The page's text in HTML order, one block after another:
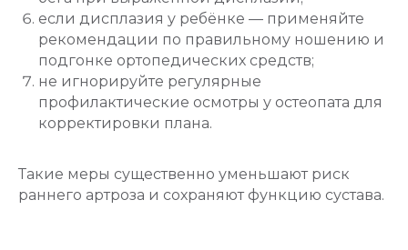
если дисплазия у ребёнке — применяйте
рекомендации по правильному ношению и
подгонке ортопедических средств;
не игнорируйте регулярные
профилактические осмотры у остеопата для
корректировки плана.
Такие меры существенно уменьшают риск
раннего артроза и сохраняют функцию сустава.